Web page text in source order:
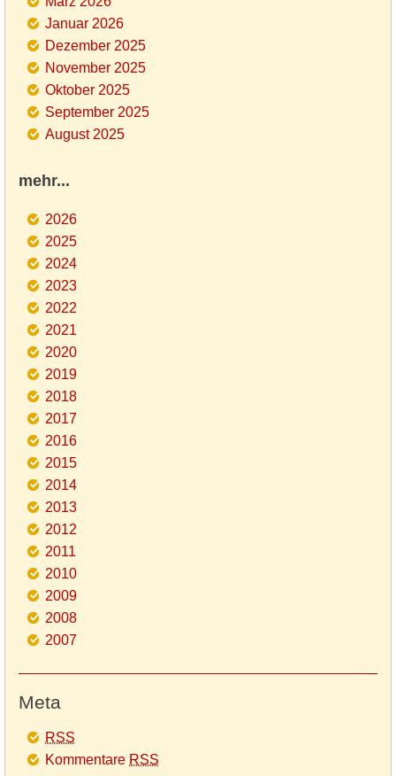
Januar 2026
Dezember 2025
November 2025
Oktober 2025
September 2025
August 2025
mehr...
2026
2025
2024
2023
2022
2021
2020
2019
2018
2017
2016
2015
2014
2013
2012
2011
2010
2009
2008
2007
Meta
RSS
Kommentare RSS